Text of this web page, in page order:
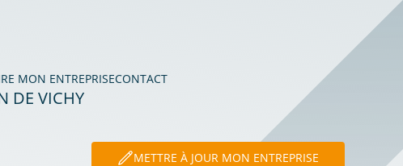
MON ENTREPRISECONTACT
DE VICHY
METTRE À JOUR MON ENTREPRISE